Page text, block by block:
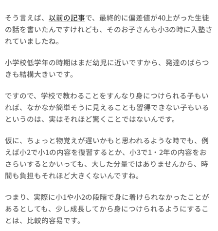
そう言えば、 以前の記事で、最終的に偏差値が40上がった生徒
の話を書いたんですけれども、そのお子さんも小3の時に入塾さ
れていましたね。
小学校低学年の時期はまだ幼児に近いですから、発達のばらつ
きも結構大きいです。
ですので、学校で教わることをすんなり身につけられる子もい
れば、なかなか簡単そうに見えることも習得できない子もいる
というのは、実はそれほど驚くことではないんです。
仮に、ちょっと物覚えが遅いかもと思われるような時でも、例
えば小2で小1の内容を復習するとか、小3で1・2年の内容をお
さらいするとかいっても、大した分量ではありませんから、時
間も負担もそれほど大きくないんですね。
つまり、実際に小1や小2の段階で身に着けられなかったことが
あるとしても、少し成長してから身につけられるようにするこ
とは、比較的容易です。